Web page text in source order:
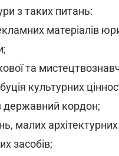
з таких питань:
матеріалів
та
культурних
державний кордон;
малих
засобів;